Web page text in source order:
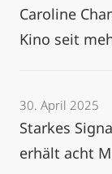
Caroline
Kino seit
30. April 2025
Starkes
erhält acht